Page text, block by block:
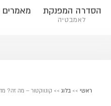
הסדרה המפנקת
לאמבטיה
מאמרים
ראשי >> בלוג >> קונווקטור – מה זה?